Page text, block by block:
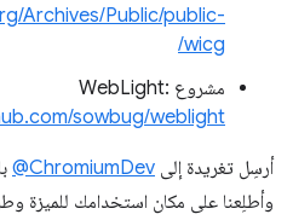
Archives/Public/public-
wicg/
مشروع WebLight:
sowbug/weblight
أرسِل تغريدة إلى ‎@ChromiumDev
وأطلِعنا على مكان استخدامك للميزة